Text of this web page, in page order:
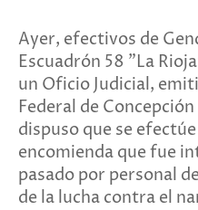
Ayer, efectivos de
Escuadrón 58 "La
un Oficio Judicial,
Federal de
dispuso que se
encomienda que fue
pasado por personal
de la lucha contra el